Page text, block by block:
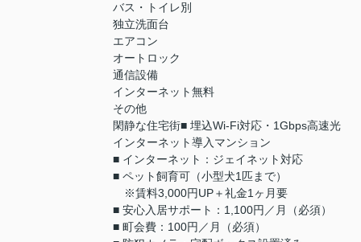
バス・トイレ別
独立洗面台
エアコン
オートロック
通信設備
インターネット無料
その他
閑静な住宅街■ 埋込Wi-Fi対応・1Gbps高速光
インターネット導入マンション
■ インターネット：ジェイネット対応
■ ペット飼育可（小型犬1匹まで）
※賃料3,000円UP＋礼金1ヶ月要
■ 安心入居サポート：1,100円／月（必須）
■ 町会費：100円／月（必須）